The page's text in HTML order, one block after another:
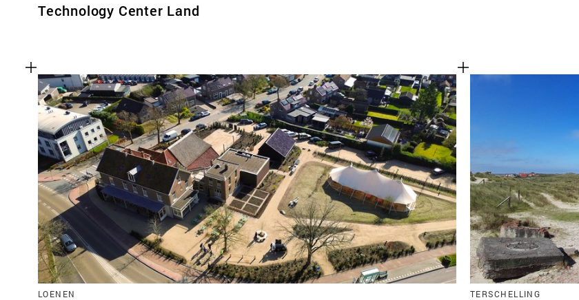
Technology Center Land
LOENEN TERSCHELLING